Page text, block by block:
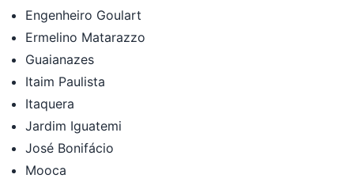
Engenheiro Goulart
Ermelino Matarazzo
Guaianazes
Itaim Paulista
Itaquera
Jardim Iguatemi
José Bonifácio
Mooca